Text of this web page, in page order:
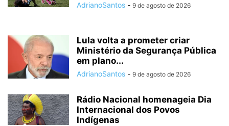
AdrianoSantos - 9 de agosto de 2026
Lula volta a prometer criar
Ministério da Segurança Pública
em plano...
AdrianoSantos - 9 de agosto de 2026
Rádio Nacional homenageia Dia
Internacional dos Povos
Indígenas